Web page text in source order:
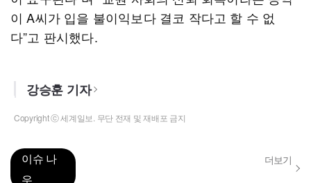
이 A씨가 입을 불이익보다 결코 작다고 할 수 없
다”고 판시했다.
강승훈 기자
Copyright ⓒ 세계일보. 무단 전재 및 재배포 금지
이슈 나
우
더보기